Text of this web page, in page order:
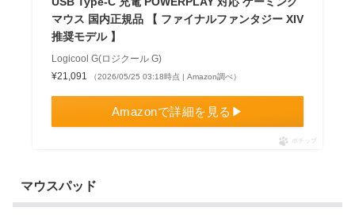
マウス 国内正規品 【 ファイナルファンタジー XIV
推奨モデル 】
Logicool G(ロジクール G)
¥21,091
（2026/05/25 03:18時点 | Amazon調べ）
Amazonで詳細を見る▶
ポチップ
マウスパッド